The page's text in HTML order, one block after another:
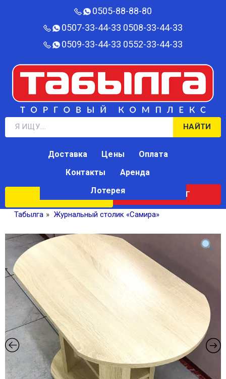
0505-88-88-80‬
0507-33-44-33 0508-33-44-33
0509-33-44-33 0552-33-44-33
НАЙТИ
КАТАЛОГ
Доставка Цены
Оплата
Контакты
Аренда
Лотерея
Табылга » Журнальный столик «Самира»